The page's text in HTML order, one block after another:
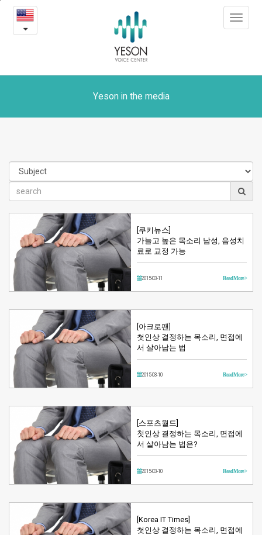
Yeson
in
media
Toggle
Yeson in the media
[쿠키뉴스]
가늘고 높은 목소리 남성, 음성치
료로 교정 가능
2015-03-11 Read More >
[아크로팬]
첫인​상 결정하는 목소리, 면접에
서 살아남는 법
2015-03-10 Read More >
[스포츠월드]
첫인상 결정하는 목소리, 면접에
서 살아남는 법은?
2015-03-10 Read More >
[Korea IT Times]
첫인상 결정하는 목소리, 면접에